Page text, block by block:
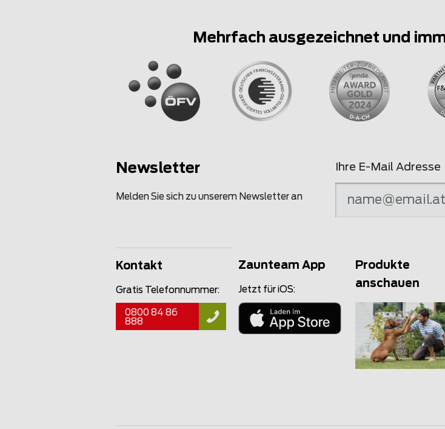
Mehrfach ausgezeichnet und
Newsletter
Melden Sie sich zu unserem Newsletter an
Ihre E-Mail Adresse
Kontakt
Gratis Telefonnummer:
0800 84 86
888
Zaunteam App
Jetzt für iOS:
Produkte
anschauen